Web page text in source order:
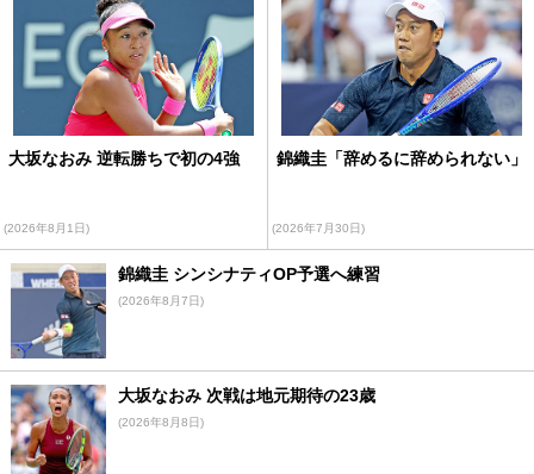
大坂なおみ 逆転勝ちで初の4強
(2026年8月1日)
錦織圭「辞めるに辞められない」
(2026年7月30日)
錦織圭 シンシナティOP予選へ練習
(2026年8月7日)
大坂なおみ 次戦は地元期待の23歳
(2026年8月8日)